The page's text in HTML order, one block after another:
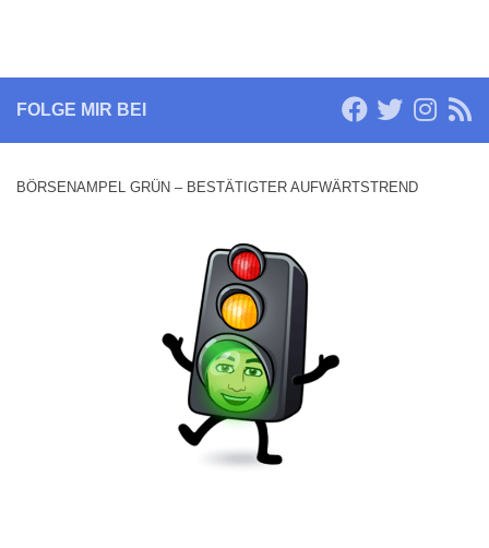
FOLGE MIR BEI
BÖRSENAMPEL GRÜN – BESTÄTIGTER AUFWÄRTSTREND